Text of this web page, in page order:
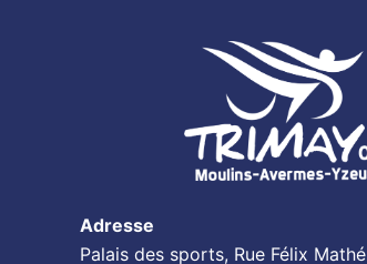
Adresse
Palais des sports, Rue Félix Mathé